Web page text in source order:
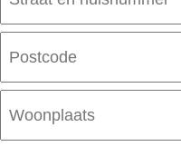
Straat
en
Postcode